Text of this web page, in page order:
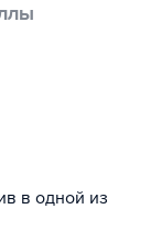
в одной из